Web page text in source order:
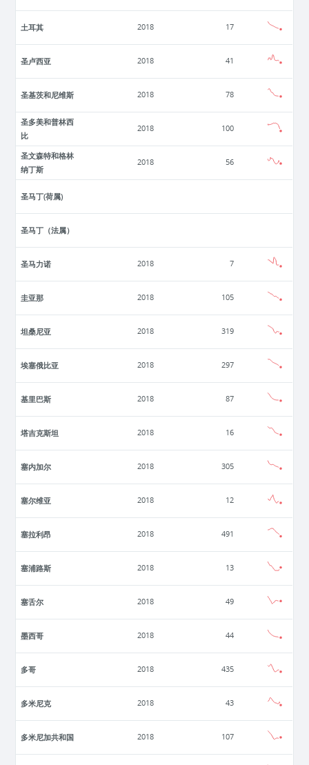
土耳其 2018 17
圣卢西亚 2018 41
圣基茨和尼维斯 2018 78
圣多美和普林西
比
2018 100
圣文森特和格林
纳丁斯
2018 56
圣马丁(荷属)
圣马丁（法属）
圣马力诺 2018 7
圭亚那 2018 105
坦桑尼亚 2018 319
埃塞俄比亚 2018 297
基里巴斯 2018 87
塔吉克斯坦 2018 16
塞内加尔 2018 305
塞尔维亚 2018 12
塞拉利昂 2018 491
塞浦路斯 2018 13
塞舌尔 2018 49
墨西哥 2018 44
多哥 2018 435
多米尼克 2018 43
多米尼加共和国 2018 107